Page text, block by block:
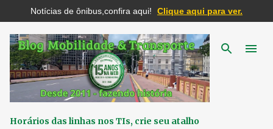
Pular para o conteúdo principal
Horários das linhas nos TIs, crie seu atalho
Notícias de ônibus,confira aqui! Clique aqui para ver.